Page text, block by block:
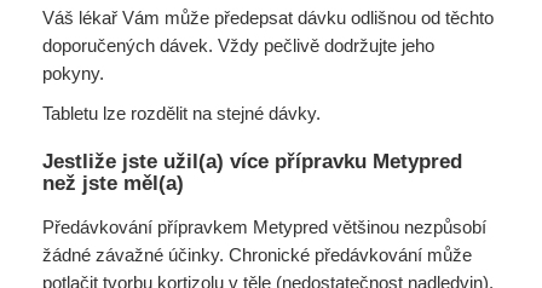
Váš lékař Vám může předepsat dávku odlišnou od těchto
doporučených dávek. Vždy pečlivě dodržujte jeho
pokyny.
Tabletu lze rozdělit na stejné dávky.
Jestliže jste užil(a) více přípravku Metypred
než jste měl(a)
Předávkování přípravkem Metypred většinou nezpůsobí
žádné závažné účinky. Chronické předávkování může
potlačit tvorbu kortizolu v těle (nedostatečnost nadledvin).